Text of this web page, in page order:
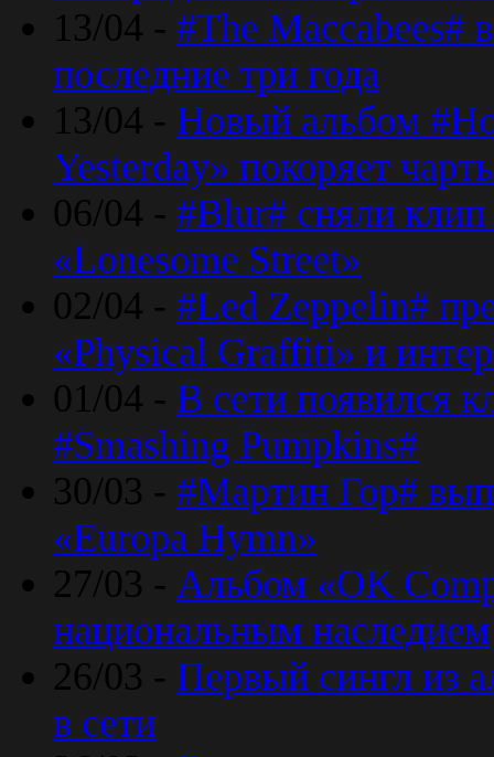
13/04 - #The Maccabees#
последние три года
13/04 - Новый альбом
Yesterday» покоряет
06/04 - #Blur# сняли клип
«Lonesome Street»
02/04 - #Led Zeppelin#
«Physical Graffiti» и
01/04 - В сети появился
#Smashing Pumpkins#
30/03 - #Мартин Гор#
«Europa Hymn»
27/03 - Альбом «OK
национальным наследием
26/03 - Первый сингл из
в сети